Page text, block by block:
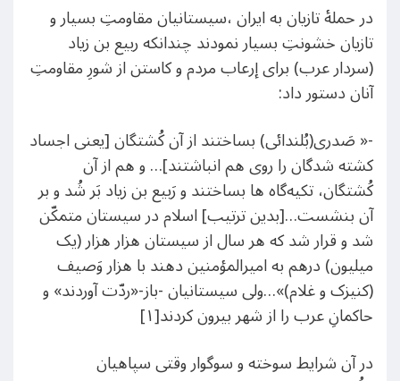
در حملۀ تازیان به ایران ،سیستانیان مقاومتِ بسیار و
تازیان خشونتِ بسیار نمودند چندانکه ربيع ‌بن زياد
(سردار عرب) برای إرعاب مردم و کاستن از شورِ مقاومتِ
آنان دستور داد:
-« صَدری(بُلندائی) بساختند از آن کُشتگان [يعنی اجساد
کشته شدگان را روی هم انباشتند]… و هم از آن
کُشتگان، تکيه‌گاه ها بساختند و رَبيع ‌بن زياد بَر شُد و بر
آن بنشست…[بدین ترتیب] اسلام در سیستان متمکّن
شد و قرار شد که هر سال از سيستان هزار هزار (يک
ميليون) درهم به اميرالمؤمنين دهند با هزار وَصيف
(کنیزک و غلام)»…ولی سیستانیان -باز-«ردّت آوردند» و
حاکمانِ عرب را از شهر بیرون کردند[۱]
در آن شرایط سوخته و سوگوار وقتی سپاهيان